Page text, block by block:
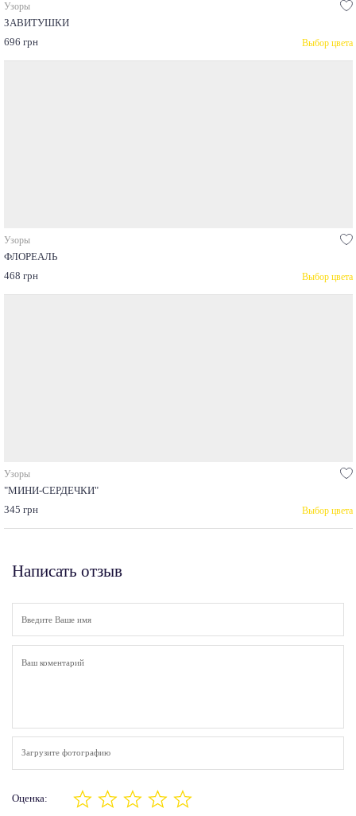
Узоры
ЗАВИТУШКИ
696 грн
Выбор цвета
Узоры
ФЛОРЕАЛЬ
468 грн
Выбор цвета
Узоры
"МИНИ-СЕРДЕЧКИ"
345 грн
Выбор цвета
Написать отзыв
Загрузите фотографию
Оценка: